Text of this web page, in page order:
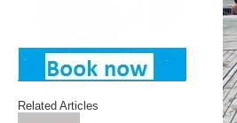
Related Articles